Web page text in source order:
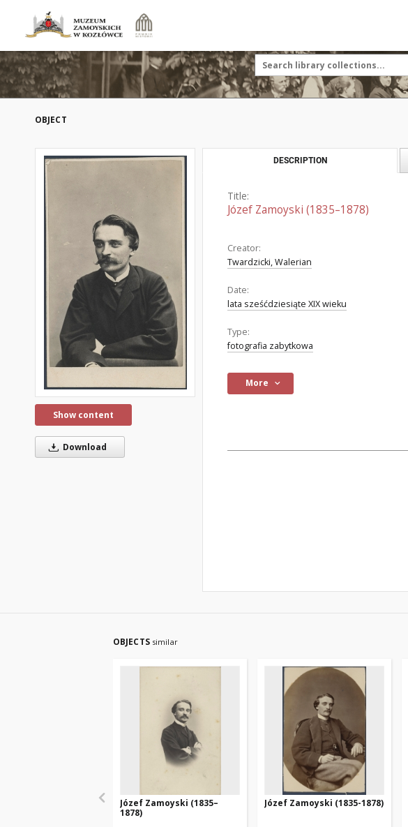
OBJECT
Show content
Download
DESCRIPTION
Title:
Józef Zamoyski (1835–1878)
Creator:
Twardzicki, Walerian
Date:
lata sześćdziesiąte XIX wieku
Type:
fotografia zabytkowa
More
OBJECTS similar
Józef Zamoyski (1835–
1878)
Józef Zamoyski (1835-1878)